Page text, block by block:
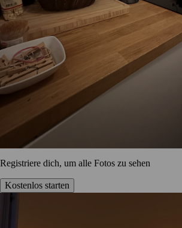
Registriere dich, um alle Fotos zu sehen
Kostenlos starten